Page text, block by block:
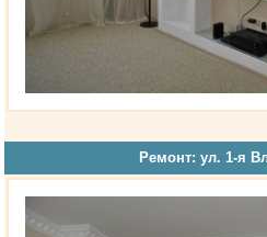
Ремонт: ул. 1-я